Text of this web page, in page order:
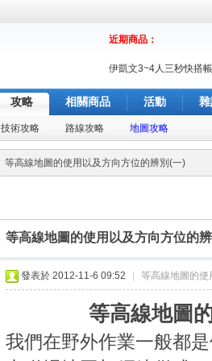
近期商品：
伊凱文3~4人三秒快搭
攻略 相關商品 活動
技術攻略 路線攻略 地圖攻略
等高線地圖的使用以及方向方位的辨別(一)
等高線地圖的使用以及方向方位的
發表於 2012-11-6 09:52 等高線地圖的使
等高線地圖
我們在野外作業一般都